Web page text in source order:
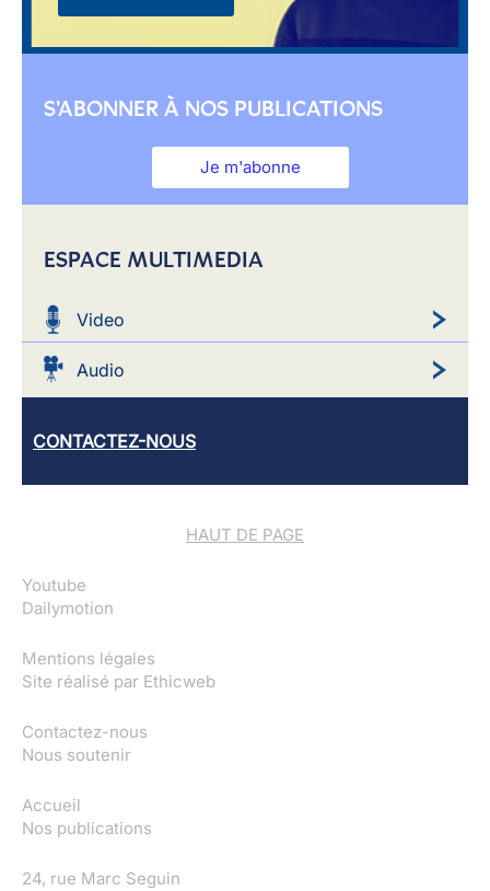
S'ABONNER À NOS PUBLICATIONS
Je m'abonne
ESPACE MULTIMEDIA
Video
Audio
CONTACTEZ-NOUS
HAUT DE PAGE
Youtube
Dailymotion
Mentions légales
Site réalisé par Ethicweb
Contactez-nous
Nous soutenir
Accueil
Nos publications
24, rue Marc Seguin